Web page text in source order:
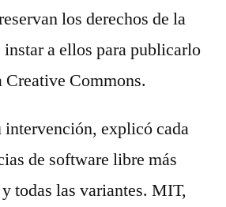
los derechos de la
instar a ellos para publicarlo
Commons.
intervención, explicó cada
de software libre más
todas las variantes. MIT,